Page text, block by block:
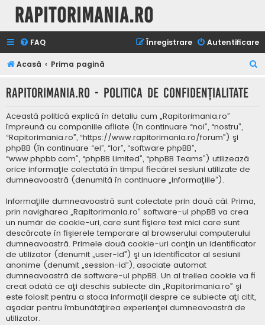
Rapitorimania.ro
FAQ Autentificare
Înregistrare
Acasă Prima pagină
t
Rapitorimania.ro - Politica de confidenţialitate
Această politică explică în detaliu cum „Rapitorimania.ro”
împreună cu companiile afliate (în continuare “noi”, “nostru”,
“Rapitorimania.ro”, “https://www.rapitorimania.ro/forum”) şi
phpBB (în continuare “ei”, “lor”, “software phpBB”,
“www.phpbb.com”, “phpBB Limited”, “phpBB Teams”) utilizează
orice informaţie colectată în timpul fiecărei sesiuni utilizate de
dumneavoastră (denumită în continuare „informaţiile”).
Informaţiile dumneavoastră sunt colectate prin două căi. Prima,
prin navigharea „Rapitorimania.ro” software-ul phpBB va crea
un număr de cookie-uri, care sunt fişiere text mici care sunt
descărcate în fişierele temporare al browserului computerului
dumneavoastră. Primele două cookie-uri conţin un identificator
de utilizator (denumit „user-id”) şi un identificator al sesiunii
anonime (denumit „session-id”), asociate automat
dumneavoastră de software-ul phpBB. Un al treilea cookie va fi
creat odată ce aţi deschis subiecte din „Rapitorimania.ro” şi
este folosit pentru a stoca informaţii despre ce subiecte aţi citit,
aşadar pentru îmbunătăţirea experienţei dumneavoastră de
utilizator.